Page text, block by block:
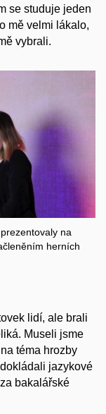
se studuje jeden
mě velmi lákalo,
vybrali.
na
herních
lidí, ale brali
Museli jsme
téma hrozby
jazykové
bakalářské